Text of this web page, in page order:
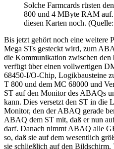
Solche Farmcards rüsten
800 und 4 MByte RAM
diesen Karten noch.
Bis jetzt gehört noch eine weitere
Mega STs gesteckt wird, zum
die Kommunikation zwischen den
verfügt über einen vollwertigen
68450-I/O-Chip, Logikbausteine
T 800 und dem MC 68000 und
ST auf den Monitor des ABAQs
kann. Dies versetzt den ST in die
Monitor, den der ABAQ gerade
ABAQ dem ST mit, daß er nun
darf. Danach nimmt ABAQ alle
so, daß sie auf dem wesentlich
sie schließlich auf den Bildschirm.